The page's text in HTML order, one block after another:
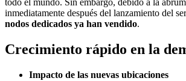
inmediatamente después del lanzamiento del
nodos dedicados ya han vendido.
Crecimiento rápido en la
Impacto de las nuevas ubicaciones